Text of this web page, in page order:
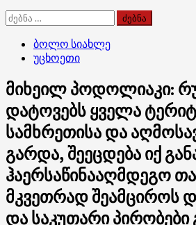
ძებნა:
ბოლო სიახლე
უცხოეთი
მიხეილ პოდოლიაკი:
დატოვებს ყველა
სამხრეთისა და
გარდა, შეეცდება იქ
ჰაერსაწინააღმდეგო
მკვეთრად შეამციროს
და საკუთარი პირობები